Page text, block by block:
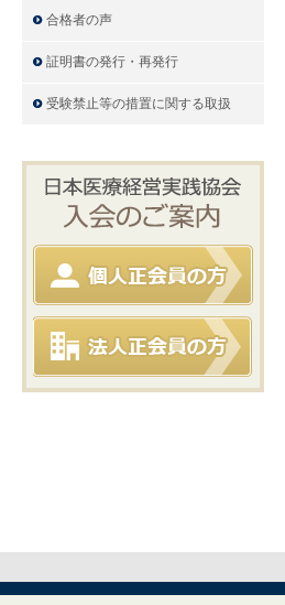
合格者の声
証明書の発行・再発行
受験禁止等の措置に関する取扱